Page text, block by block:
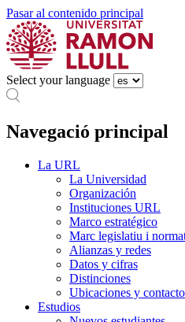
Pasar al contenido principal
Select your language
Navegació principal
La URL
La Universidad
Organización
Instituciones URL
Marco estratégico
Marc legislatiu i
Alianzas y redes
Datos y cifras
Distinciones
Ubicaciones y contacto
Estudios